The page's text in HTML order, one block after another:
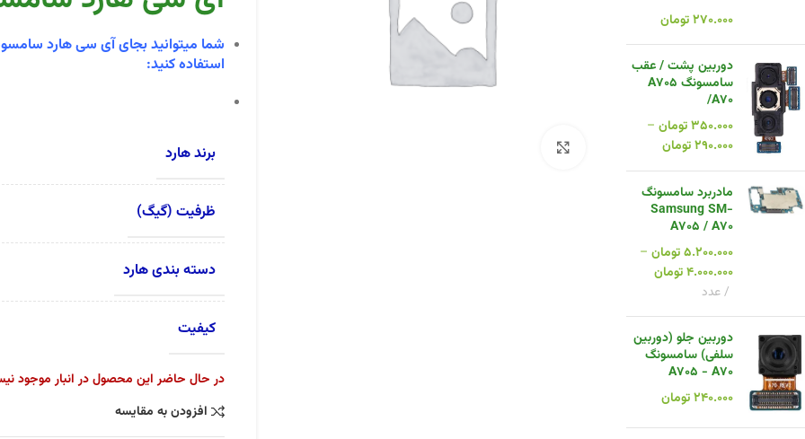
۲۷۰.۰۰۰تومان
دوربین پشت / عقب
سامسونگ A705
/A70
۳۵۰.۰۰۰تومان –
۲۹۰.۰۰۰تومان
مادربرد سامسونگ
Samsung SM-
A705 / A70
۵.۲۰۰.۰۰۰تومان –
۴.۰۰۰.۰۰۰تومان
عدد
دوربین جلو (دوربین
سلفی) سامسونگ
A705 - A70
۲۴۰.۰۰۰تومان
شما میتوانید بجای آی سی هارد
استفاده کنید:
برند هارد
ظرفیت (گیگ)
دسته بندی هارد
کیفیت
در حال حاضر این محصول در انبار موجود
افزودن به مقایسه